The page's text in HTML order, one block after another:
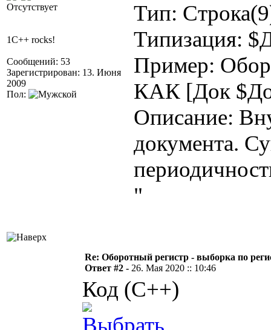
Отсутствует
1C++ rocks!
Сообщений: 53
Зарегистрирован: 13. Июня
2009
Пол:
Тип:
Типизация:
Пример:
КАК [Док
Описание:
документа.
"
Re: Оборотный регистр - выборка по
Ответ #2 - 26. Мая 2020 :: 10:46
Код (C++)